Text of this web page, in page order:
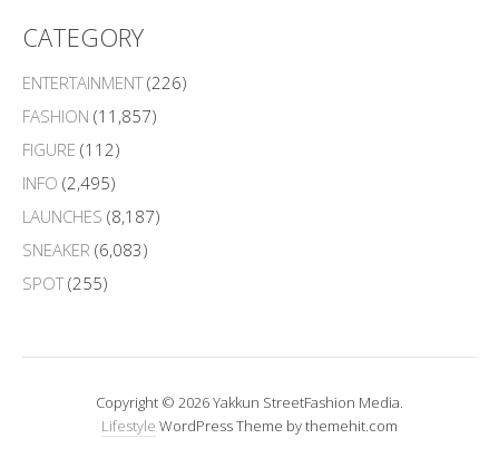
CATEGORY
ENTERTAINMENT(226)
FASHION (11,857)
FIGURE (112)
INFO (2,495)
LAUNCHES (8,187)
SNEAKER (6,083)
SPOT(255)
Copyright © 2026 Yakkun StreetFashion Media.
Lifestyle WordPress Theme by themehit.com